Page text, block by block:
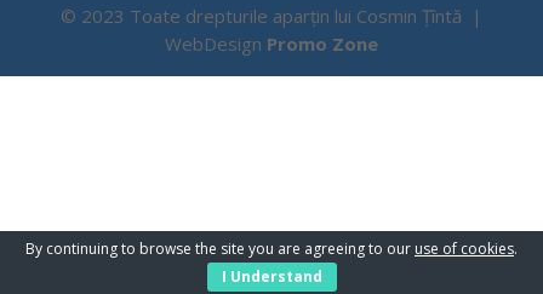
© 2023 Toate drepturile aparțin lui Cosmin Țîntă |
WebDesign Promo Zone
By continuing to browse the site you are agreeing to our use of cookies.
I Understand